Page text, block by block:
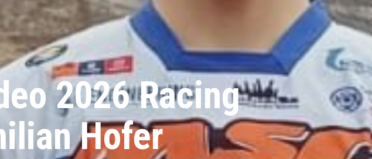
2026 Racing
Hofer